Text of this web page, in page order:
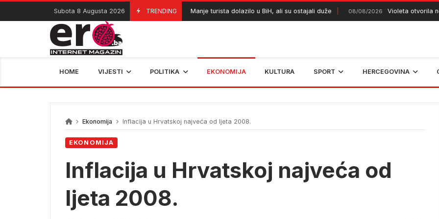
Skip
content
Subota 8 Augusta 2026 TRENDING
08/08/2026 Manje turista dolazilo u BiH, ali su ostajali duže 08/08/2026 Violeta otvorila novi
HOME VIJESTI POLITIKA EKONOMIJA KULTURA SPORT HERCEGOVINA
Ekonomija Inflacija u Hrvatskoj najveća od ljeta 2008.
EKONOMIJA
Inflacija u Hrvatskoj najveća od
ljeta 2008.